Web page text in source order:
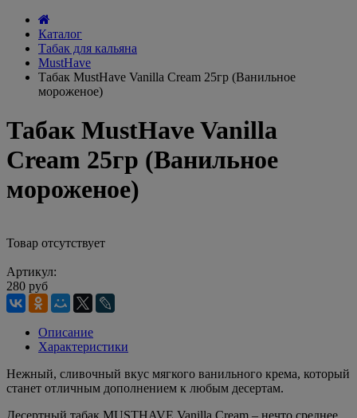
Каталог
Табак для кальяна
MustHave
Табак MustHave Vanilla Cream 25гр (Ванильное
мороженое)
Табак MustHave Vanilla
Cream 25гр (Ванильное
мороженое)
Товар отсутствует
Артикул:
280 руб
Описание
Характеристики
Нежный, сливочный вкус мягкого ванильного крема, который
станет отличным дополнением к любым десертам.
Десертный табак MUSTHAVE Vanilla Cream – нечто среднее